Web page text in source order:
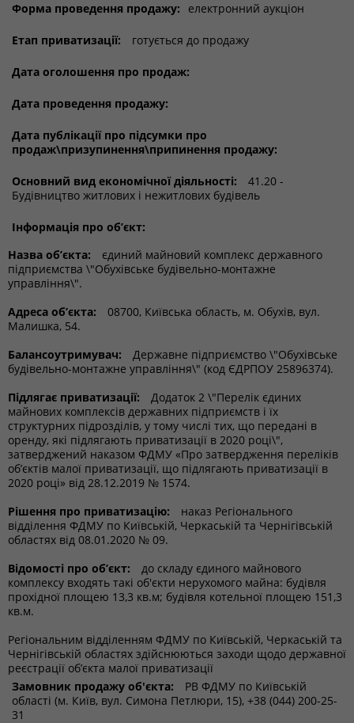
Форма проведення продажу: електронний аукціон
Етап приватизації: готується до продажу
Дата оголошення про продаж:
Дата проведення продажу:
Дата публікації про підсумки про
продаж\призупинення\припинення продажу:
Основний вид економічної діяльності:
41.20 -
Будівництво житлових і нежитлових будівель
Інформація про об’єкт:
Назва об’єкта:
єдиний майновий комплекс державного
підприємства \"Обухівське будівельно-монтажне
управління\".
Адреса об’єкта:
08700, Київська область, м. Обухів, вул.
Малишка, 54.
Балансоутримувач:
Державне підприємство \"Обухівське
будівельно-монтажне управління\" (код ЄДРПОУ 25896374).
Підлягає приватизації:
Додаток 2 \"Перелік єдиних
майнових комплексів державних підприємств і їх
структурних підрозділів, у тому числі тих, що передані в
оренду, які підлягають приватизації в 2020 році\",
затверджений наказом ФДМУ «Про затвердження переліків
об’єктів малої приватизації, що підлягають приватизації в
2020 році» від 28.12.2019 № 1574.
Рішення про приватизацію:
наказ Регіонального
відділення ФДМУ по Київській, Черкаській та Чернігівській
областях від 08.01.2020 № 09.
Відомості про об’єкт:
до складу єдиного майнового
комплексу входять такі об'єкти нерухомого майна: будівля
прохідної площею 13,3 кв.м; будівля котельної площею 151,3
кв.м.
Регіональним відділенням ФДМУ по Київській, Черкаській та
Чернігівській областях здійснюються заходи щодо державної
реєстрації об’єкта малої приватизації
Замовник продажу об'єкта:
РВ ФДМУ по Київській
області (м. Київ, вул. Симона Петлюри, 15), +38 (044) 200-25-
31